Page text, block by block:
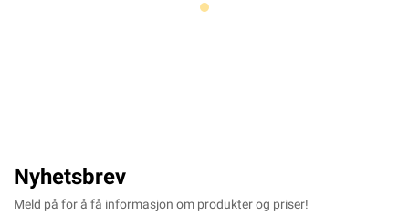
Nyhetsbrev
Meld på for å få informasjon om produkter og priser!